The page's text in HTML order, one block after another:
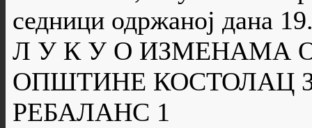
седници одржаној дана
Л У К У О ИЗМЕНАМА
ОПШТИНЕ КОСТОЛАЦ
РЕБАЛАНС 1